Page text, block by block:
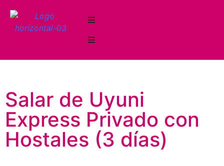
Salar de Uyuni
Express Privado con
Hostales (3 días)